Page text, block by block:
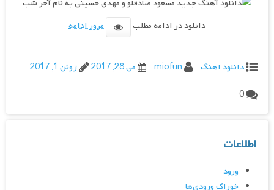
دانلود در ادامه مطلب مرور ادامه
دانلود اهنگ miofun می 28, 2017
ژوئن 1, 2017
0
اطلاعات
ورود
خوراک ورودی‌ها